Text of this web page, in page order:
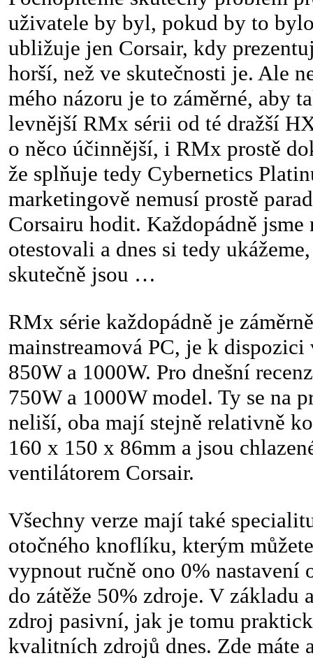
uživatele by byl, pokud by to
ubližuje jen Corsair, kdy
horší, než ve skutečnosti je. Ale
mého názoru je to záměrné, aby
levnější RMx sérii od té dražší
o něco účinnější, i RMx prostě
že splňuje tedy Cybernetics
marketingově nemusí prostě
Corsairu hodit. Každopádně jsme
otestovali a dnes si tedy
skutečně jsou …
RMx série každopádně je
mainstreamová PC, je k dispozici
850W a 1000W. Pro dnešní
750W a 1000W model. Ty se na
neliší, oba mají stejně relativně
160 x 150 x 86mm a jsou
ventilátorem Corsair.
Všechny verze mají také
otočného knoflíku, kterým
vypnout ručně ono 0% nastavení
do zátěže 50% zdroje. V základu
zdroj pasivní, jak je tomu
kvalitních zdrojů dnes. Zde máte